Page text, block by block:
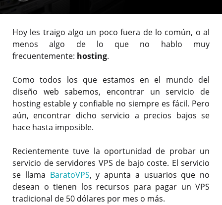
Hoy les traigo algo un poco fuera de lo común, o al
menos algo de lo que no hablo muy
frecuentemente: hosting.
Como todos los que estamos en el mundo del
diseño web sabemos, encontrar un servicio de
hosting estable y confiable no siempre es fácil. Pero
aún, encontrar dicho servicio a precios bajos se
hace hasta imposible.
Recientemente tuve la oportunidad de probar un
servicio de servidores VPS de bajo coste. El servicio
se llama BaratoVPS, y apunta a usuarios que no
desean o tienen los recursos para pagar un VPS
tradicional de 50 dólares por mes o más.